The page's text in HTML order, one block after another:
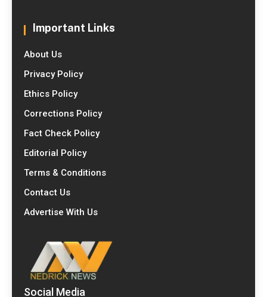
Important Links
About Us
Privacy Policy
Ethics Policy
Corrections Policy
Fact Check Policy
Editorial Policy
Terms & Conditions
Contact Us
Advertise With Us
Social Media